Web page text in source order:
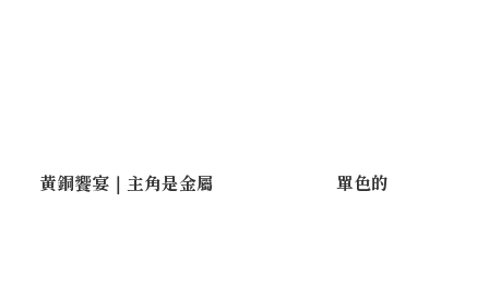
黃銅饗宴｜主角是金屬 單色的